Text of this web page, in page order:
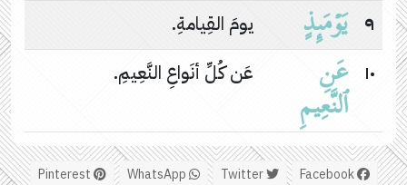
٩ یَوۡمَىِٕذٍ
يومَ القِيامةِ.
١٠
عَنِ
ٱلنَّعِیمِ
عَن كُلِّ أنَواعِ النَّعِيمِ.
Facebook
Twitter